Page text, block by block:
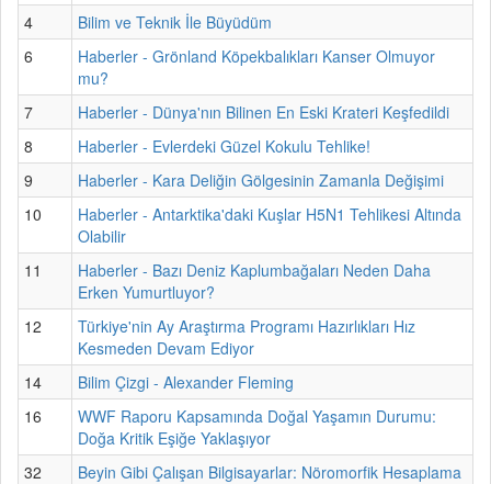
4
Bilim ve Teknik İle Büyüdüm
6
Haberler - Grönland Köpekbalıkları Kanser Olmuyor
mu?
7
Haberler - Dünya'nın Bilinen En Eski Krateri Keşfedildi
8
Haberler - Evlerdeki Güzel Kokulu Tehlike!
9
Haberler - Kara Deliğin Gölgesinin Zamanla Değişimi
10
Haberler - Antarktika'daki Kuşlar H5N1 Tehlikesi Altında
Olabilir
11
Haberler - Bazı Deniz Kaplumbağaları Neden Daha
Erken Yumurtluyor?
12
Türkiye'nin Ay Araştırma Programı Hazırlıkları Hız
Kesmeden Devam Ediyor
14
Bilim Çizgi - Alexander Fleming
16
WWF Raporu Kapsamında Doğal Yaşamın Durumu:
Doğa Kritik Eşiğe Yaklaşıyor
32
Beyin Gibi Çalışan Bilgisayarlar: Nöromorfik Hesaplama